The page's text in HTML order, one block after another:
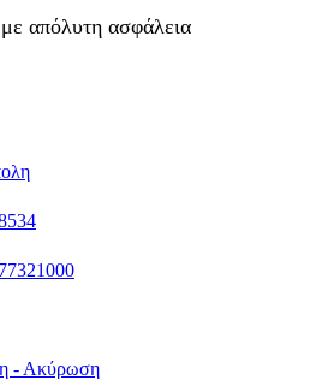
απόλυτη ασφάλεια
- Ακύρωση